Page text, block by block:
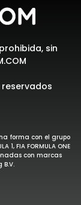
sin
forma con el grupo
1, FIA FORMULA ONE
con marcas